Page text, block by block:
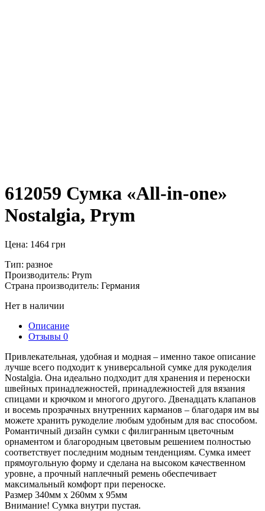
612059 Сумка «All-in-one»
Nostalgia, Prym
Цена: 1464 грн
Тип: разное
Производитель: Prym
Страна производитель: Германия
Нет в наличии
Описание
Отзывы 0
Привлекательная, удобная и модная – именно такое описание
лучше всего подходит к универсальной сумке для рукоделия
Nostalgia. Она идеально подходит для хранения и переноски
швейных принадлежностей, принадлежностей для вязания
спицами и крючком и многого другого. Двенадцать клапанов
и восемь прозрачных внутренних карманов – благодаря им вы
можете хранить рукоделие любым удобным для вас способом.
Романтичный дизайн сумки с филигранным цветочным
орнаментом и благородным цветовым решением полностью
соответствует последним модным тенденциям. Сумка имеет
прямоугольную форму и сделана на высоком качественном
уровне, а прочный наплечный ремень обеспечивает
максимальный комфорт при переноске.
Размер 340мм x 260мм x 95мм
Внимание! Сумка внутри пустая.